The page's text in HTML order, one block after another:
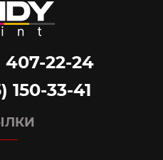
407-22-24
150-33-41